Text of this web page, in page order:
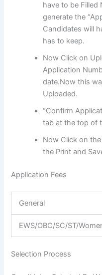
have to be Filled
generate the
Candidates will
has to keep.
Now Click on
Application
date.Now this
Uploaded.
“Confirm
tab at the top of
Now Click on
the Print and
Application Fees
General
EWS/OBC/SC/ST/
Selection Process